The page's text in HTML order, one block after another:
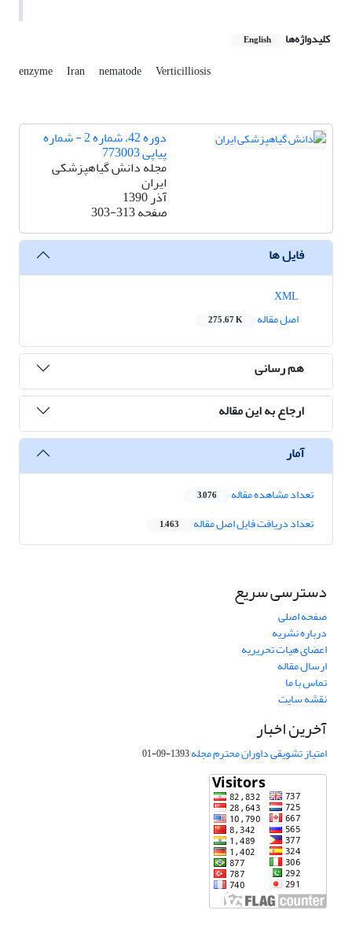
کلیدواژه‌ها English
enzyme Iran nematode Verticilliosis
دوره 42، شماره 2 - شماره
پیاپی 773003
مجله دانش گیاهپزشکی
ایران
آذر 1390
صفحه303-313
فایل ها
اصل مقاله
275.67 K
هم رسانی
ارجاع به این مقاله
آمار
تعداد مشاهده مقاله 3,076
تعداد دریافت فایل اصل مقاله 1,463
دسترسی سریع
صفحه اصلی
درباره نشریه
اعضای هیات تحریریه
ارسال مقاله
تماس با ما
نقشه سایت
آخرین اخبار
امتیاز تشویقی داوران محترم مجله1393-09-01